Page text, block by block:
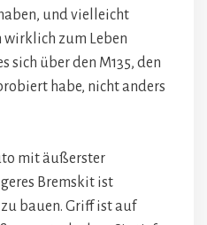
und vielleicht
wirklich zum Leben
sich über den M135, den
habe, nicht anders
mit äußerster
Bremskit ist
bauen. Griff ist auf